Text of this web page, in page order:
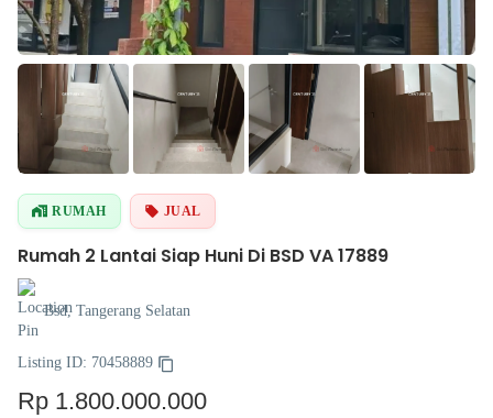
RUMAH JUAL
Rumah 2 Lantai Siap Huni Di BSD VA 17889
Bsd, Tangerang Selatan
Listing ID: 70458889
Rp 1.800.000.000